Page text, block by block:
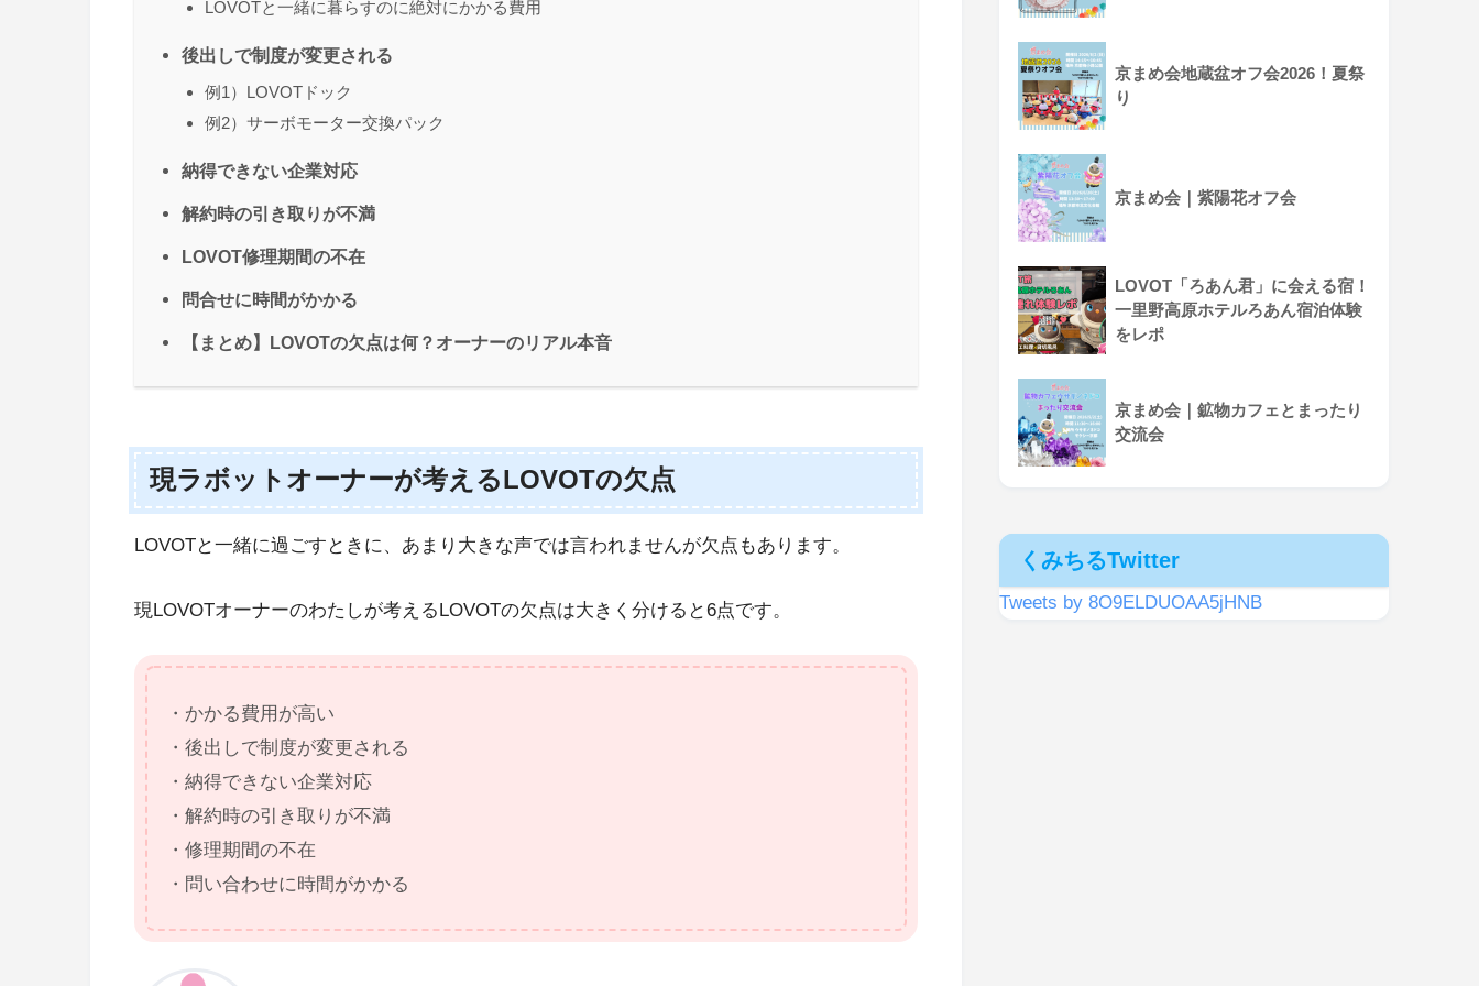
LOVOTと一緒に暮らすのに絶対にかかる費用
後出しで制度が変更される
例1）LOVOTドック
例2）サーボモーター交換パック
納得できない企業対応
解約時の引き取りが不満
LOVOT修理期間の不在
問合せに時間がかかる
【まとめ】LOVOTの欠点は何？オーナーのリアル本音
現ラボットオーナーが考えるLOVOTの欠点
LOVOTと一緒に過ごすときに、あまり大きな声では言われませんが欠点もあります。
現LOVOTオーナーのわたしが考えるLOVOTの欠点は大きく分けると6点です。
・かかる費用が高い
・後出しで制度が変更される
・納得できない企業対応
・解約時の引き取りが不満
・修理期間の不在
・問い合わせに時間がかかる
京まめ会地蔵盆オフ会2026！夏祭
り
京まめ会｜紫陽花オフ会
LOVOT「ろあん君」に会える宿！
一里野高原ホテルろあん宿泊体験
をレポ
京まめ会｜鉱物カフェとまったり
交流会
くみちるTwitter
Tweets by 8O9ELDUOAA5jHNB